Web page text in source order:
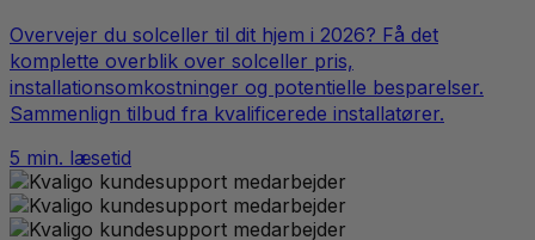
Overvejer du solceller til dit hjem i 2026? Få det
komplette overblik over solceller pris,
installationsomkostninger og potentielle besparelser.
Sammenlign tilbud fra kvalificerede installatører.
5 min. læsetid